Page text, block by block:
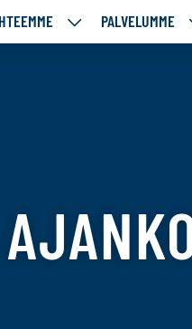
KOHTEEMME
PALVELUMME